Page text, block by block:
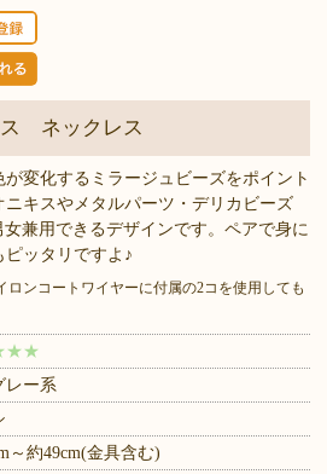
ス ネックレス
変化するミラージュビーズをポイント
キスやメタルパーツ・デリカビーズ
兼用できるデザインです。ペアで身に
ッタリですよ♪
ロンコートワイヤーに付属の2コを使用しても
★ ★
レー系
～約49cm(金具含む)